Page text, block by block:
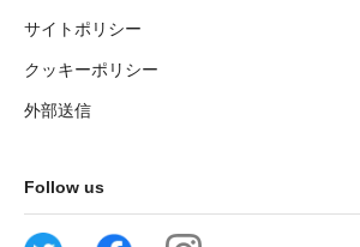
サイトポリシー
クッキーポリシー
外部送信
Follow us